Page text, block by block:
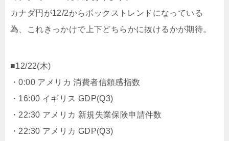
カナダ円が12/2からボックストレンドになっている
為、これきっかけで上下どちらかに抜けるかが期待。
■12/22(木)
・0:00 アメリカ 消費者信頼感指数
・16:00 イギリス GDP(Q3)
・22:30 アメリカ 新規失業保険申請件数
・22:30 アメリカ GDP(Q3)